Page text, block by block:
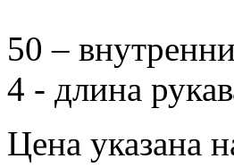
50 –
4 - длина
Цена указана